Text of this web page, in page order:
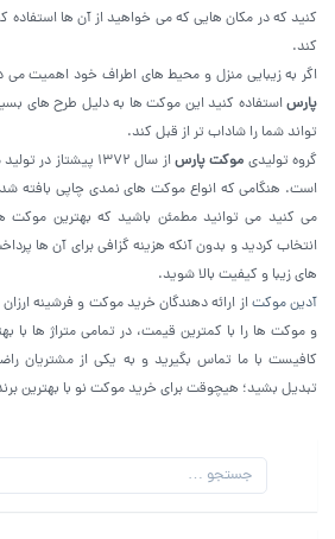
کنید که در مکان هایی که می خواهید از آن ها استفاده
کند‌.
اگر به زیبایی منزل و محیط های اطراف خود اهمیت می
پارساستفاده کنید این موکت ها به دلیل طرح های
تواند شما را شاداب تر از قبل کند.
گروه تولیدی موکت پارس
از سال ۱۳۷۲
است. هنگامی که انواع موکت های نمدی چاپی بافته
می کنید می توانید مطمئن باشید که بهترین موکت
انتخاب کردید و بدون آنکه هزینه گزافی برای آن ها
های زیبا و کیفیت بالا شوید.
آدین موکتاز ارائه دهندگان خرید موکت و فرشینه
و موکت ها را با کمترین قیمت، در تمامی متراژ ها با
کافیست با ما تماس بگیرید و به یکی از مشتریان
تبدیل بشید؛ هیچوقت برای خرید موکت نو با بهترین
جستجو